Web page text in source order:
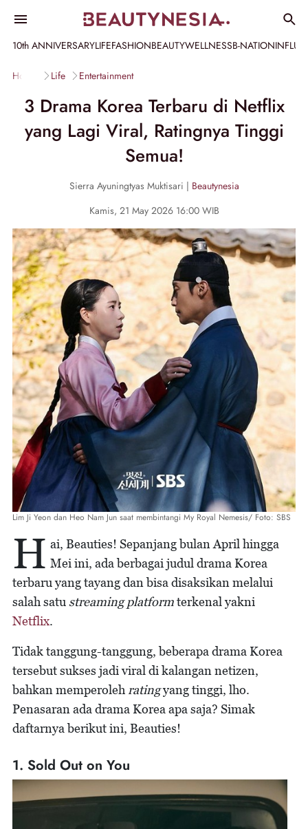
10th ANNIVERSARYLIFEFASHIONBEAUTYWELLNESSB-NATION
Home Life Entertainment
3 Drama Korea Terbaru di Netflix
yang Lagi Viral, Ratingnya Tinggi
Semua!
Sierra Ayuningtyas Muktisari | Beautynesia
Kamis, 21 May 2026 16:00 WIB
Lim Ji Yeon dan Heo Nam Jun saat membintangi My Royal Nemesis/ Foto: SBS
H ai, Beauties! Sepanjang bulan April hingga
Mei ini, ada berbagai judul drama Korea
terbaru yang tayang dan bisa disaksikan melalui
salah satu streaming platformterkenal yakni
Netflix.
Tidak tanggung-tanggung, beberapa drama Korea
tersebut sukses jadi viral di kalangan netizen,
bahkan memperoleh ratingyang tinggi, lho.
Penasaran ada drama Korea apa saja? Simak
daftarnya berikut ini, Beauties!
1. Sold Out on You